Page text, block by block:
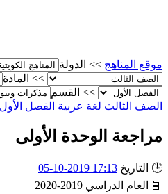
موقع المناهج >> الدولة
>>
المادة
>>
القسم
الصف الثالث لغة عربية الفصل الأول
مراجعة الوحدة الأولى
🕒 التاريخ 17:13 2019-10-05
📘
العام الدراسي 2019-2020